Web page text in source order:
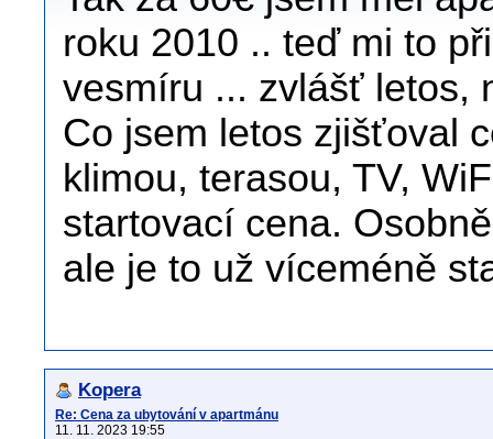
roku 2010 .. teď mi to
vesmíru ... zvlášť letos,
Co jsem letos zjišťoval
klimou, terasou, TV,
startovací cena.
ale je to už víceméně
Kopera
Re: Cena za ubytování v apartmánu
11. 11. 2023 19:55